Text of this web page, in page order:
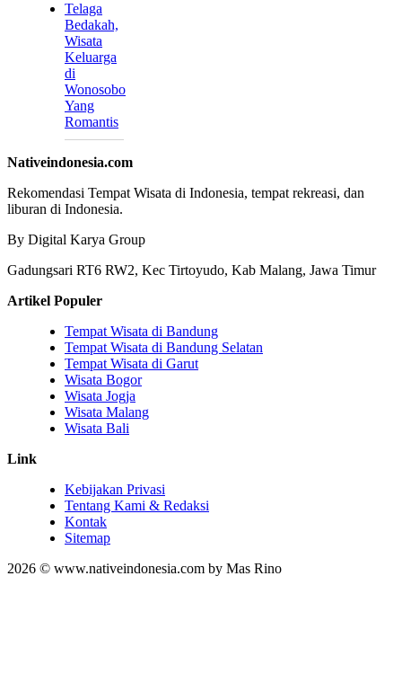
Telaga
Bedakah,
Wisata
Keluarga
di
Wonosobo
Yang
Romantis
Nativeindonesia.com
Rekomendasi Tempat Wisata di Indonesia, tempat rekreasi, dan
liburan di Indonesia.
By Digital Karya Group
Gadungsari RT6 RW2, Kec Tirtoyudo, Kab Malang, Jawa Timur
Artikel Populer
Tempat Wisata di Bandung
Tempat Wisata di Bandung Selatan
Tempat Wisata di Garut
Wisata Bogor
Wisata Jogja
Wisata Malang
Wisata Bali
Link
Kebijakan Privasi
Tentang Kami & Redaksi
Kontak
Sitemap
2026 © www.nativeindonesia.com by Mas Rino